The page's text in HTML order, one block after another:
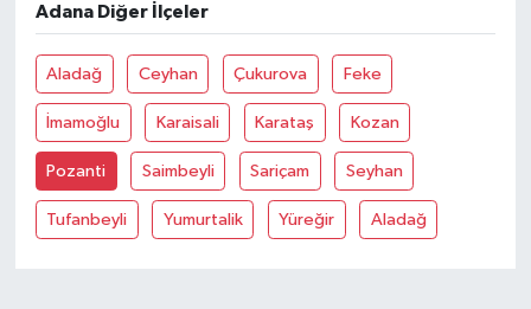
Adana Diğer İlçeler
Aladağ Ceyhan Çukurova Feke
İmamoğlu Karaisali Karataş Kozan
Pozanti Saimbeyli Sariçam Seyhan
Tufanbeyli Yumurtalik Yüreğir Aladağ
Siyaset
Spor
Tarım ve Ekonomi
Teknoloji